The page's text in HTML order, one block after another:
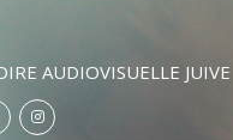
AUDIOVISUELLE JUIVE